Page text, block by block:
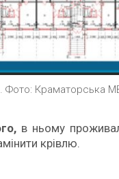
Фото: Краматорська
в ньому
крівлю.